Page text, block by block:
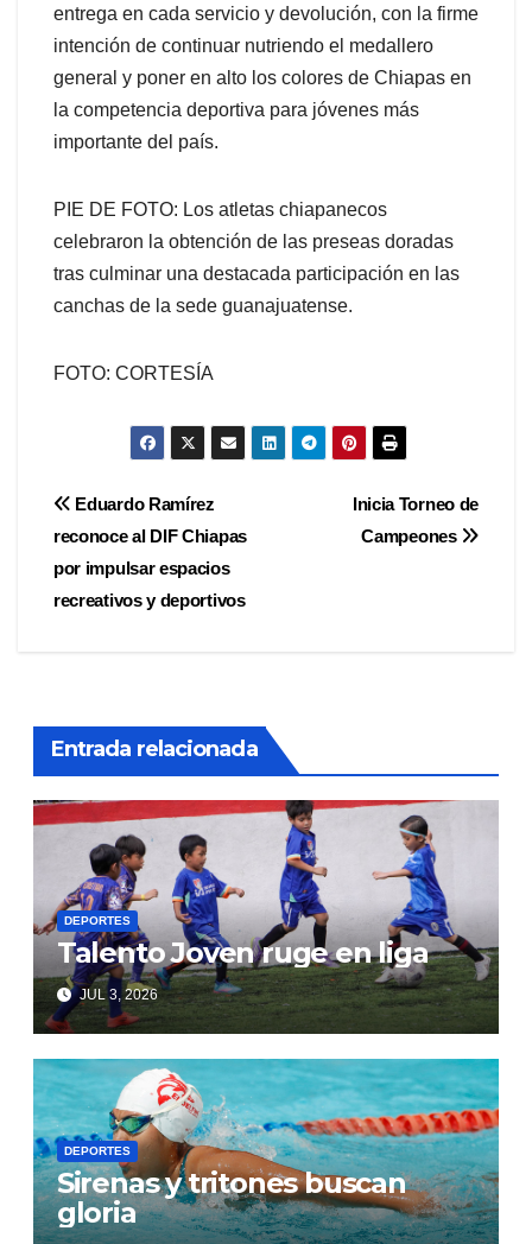
entrega en cada servicio y devolución, con la firme
intención de continuar nutriendo el medallero
general y poner en alto los colores de Chiapas en
la competencia deportiva para jóvenes más
importante del país.
PIE DE FOTO: Los atletas chiapanecos
celebraron la obtención de las preseas doradas
tras culminar una destacada participación en las
canchas de la sede guanajuatense.
FOTO: CORTESÍA
Navegación
de
entradas
Inicia Torneo de
Campeones
Eduardo Ramírez
reconoce al DIF Chiapas
por impulsar espacios
recreativos y deportivos
Entrada relacionada
DEPORTES
Talento Joven ruge en liga
JUL 3, 2026
DEPORTES
Sirenas y tritones buscan
gloria